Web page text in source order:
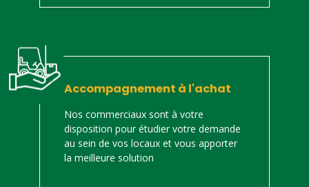
Accompagnement à l'achat
Nos commerciaux sont à votre
disposition pour étudier votre demande
au sein de vos locaux et vous apporter
la meilleure solution